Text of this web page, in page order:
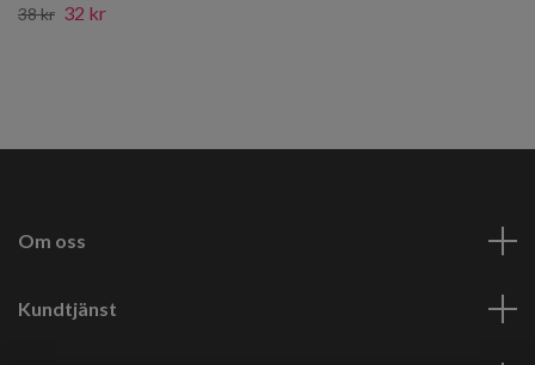
38 kr 32 kr
Om oss
Kundtjänst